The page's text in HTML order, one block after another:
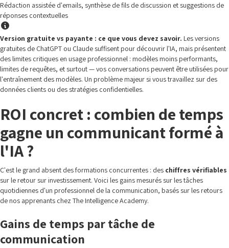
Rédaction assistée d'emails, synthèse de fils de discussion et suggestions de
réponses contextuelles
Version gratuite vs payante : ce que vous devez savoir. Les versions
gratuites de ChatGPT ou Claude suffisent pour découvrir l'IA, mais présentent
des limites critiques en usage professionnel : modèles moins performants,
limites de requêtes, et surtout — vos conversations peuvent être utilisées pour
l'entraînement des modèles. Un problème majeur si vous travaillez sur des
données clients ou des stratégies confidentielles.
ROI concret : combien de temps
gagne un communicant formé à
l'IA ?
C'est le grand absent des formations concurrentes : des chiffres vérifiables
sur le retour sur investissement. Voici les gains mesurés sur les tâches
quotidiennes d'un professionnel de la communication, basés sur les retours
de nos apprenants chez The Intelligence Academy.
Gains de temps par tâche de
communication